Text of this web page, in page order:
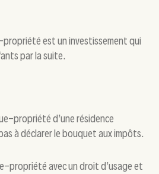
propriété est un investissement qui
par la suite.
propriété d’une résidence
à déclarer le bouquet aux impôts.
propriété avec un droit d’usage et